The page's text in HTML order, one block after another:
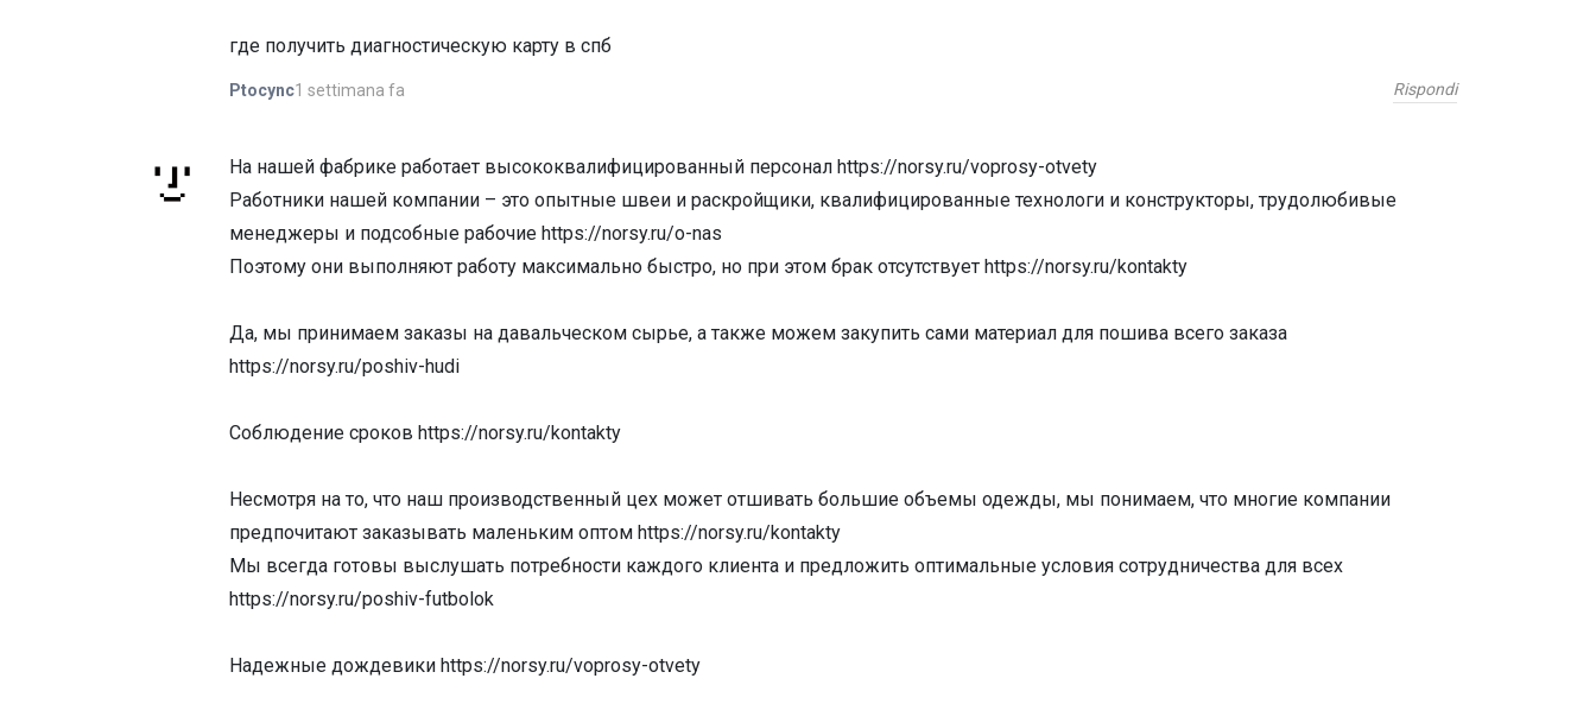
где получить диагностическую карту в спб
Ptocync1 settimana fa Rispondi
На нашей фабрике работает высококвалифицированный персонал https://norsy.ru/voprosy-otvety
Работники нашей компании – это опытные швеи и раскройщики, квалифицированные технологи и конструкторы, трудолюбивые
менеджеры и подсобные рабочие https://norsy.ru/o-nas
Поэтому они выполняют работу максимально быстро, но при этом брак отсутствует https://norsy.ru/kontakty
Да, мы принимаем заказы на давальческом сырье, а также можем закупить сами материал для пошива всего заказа
https://norsy.ru/poshiv-hudi
Соблюдение сроков https://norsy.ru/kontakty
Несмотря на то, что наш производственный цех может отшивать большие объемы одежды, мы понимаем, что многие компании
предпочитают заказывать маленьким оптом https://norsy.ru/kontakty
Мы всегда готовы выслушать потребности каждого клиента и предложить оптимальные условия сотрудничества для всех
https://norsy.ru/poshiv-futbolok
Надежные дождевики https://norsy.ru/voprosy-otvety